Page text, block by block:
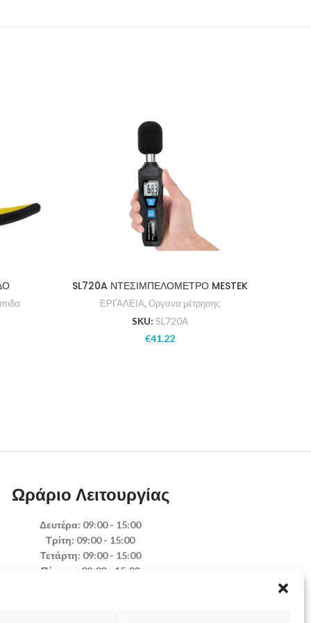
SL720A ΝΤΕΣΙΜΠΕΛΟΜΕΤΡΟ MESTEK
ΕΡΓΑΛΕΙΑ, Οργανα μέτρησης
SKU: SL720A
€41.22
Ωράριο Λειτουργίας
Δευτέρα: 09:00 - 15:00
Τρίτη: 09:00 - 15:00
Τετάρτη: 09:00 - 15:00
Πέμπτη: 09:00 - 15:00